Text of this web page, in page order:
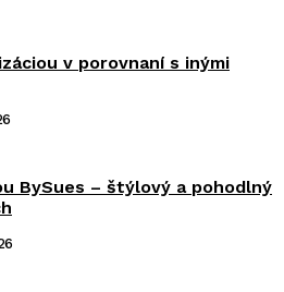
v porovnaní s inými
BySues – štýlový a pohodlný